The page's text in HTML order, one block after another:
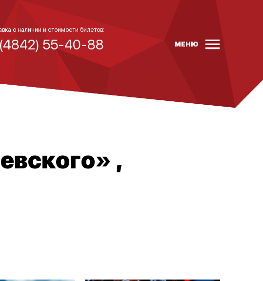
о наличии и стоимости билетов:
55-40-88 МЕНЮ
,